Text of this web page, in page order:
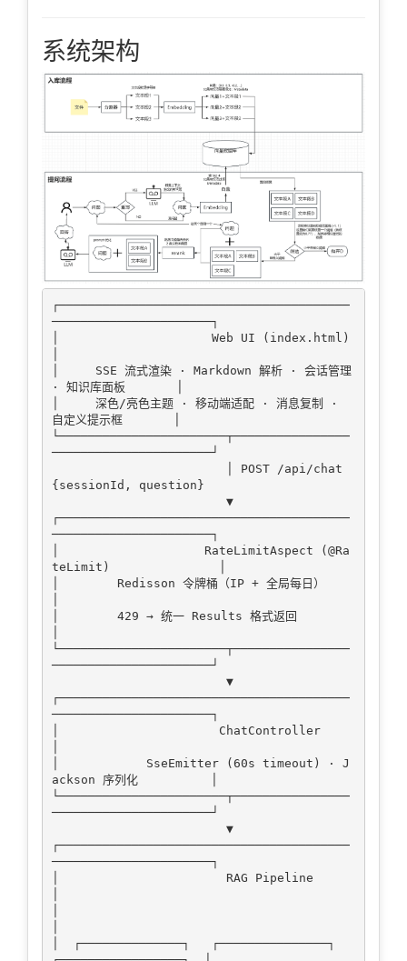
系统架构
┌────────────────────────────────────────
──────────────────────┐
│                     Web UI (index.html)
│     SSE 流式渲染 · Markdown 解析 · 会话管理
· 知识库面板       │
│     深色/亮色主题 · 移动端适配 · 消息复制 ·
自定义提示框       │
└───────────────────────┬────────────────
──────────────────────┘
{sessionId, question}
┌────────────────────────────────────────
──────────────────────┐
│                    RateLimitAspect (@Ra
teLimit)               │
│        Redisson 令牌桶（IP + 全局每日）
│        429 → 统一 Results 格式返回
└───────────────────────┬────────────────
──────────────────────┘
┌────────────────────────────────────────
──────────────────────┐
│                      ChatController
│            SseEmitter (60s timeout) · J
ackson 序列化          │
└───────────────────────┬────────────────
──────────────────────┘
┌────────────────────────────────────────
──────────────────────┐
│                       RAG Pipeline
│  ┌──────────────┐   ┌───────────────┐